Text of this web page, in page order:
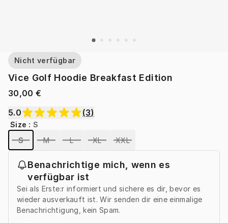
Nicht verfügbar
Vice Golf Hoodie Breakfast Edition
30,00 €
5.0
(3)
Size :S
S
M L XL XXL
Benachrichtige mich, wenn es
verfügbar ist
Sei als Erste:r informiert und sichere es dir, bevor es
wieder ausverkauft ist. Wir senden dir eine einmalige
Benachrichtigung, kein Spam.